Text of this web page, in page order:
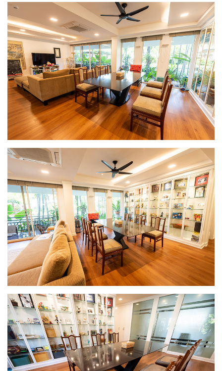
e
n
g
er
A
p
p
a
m